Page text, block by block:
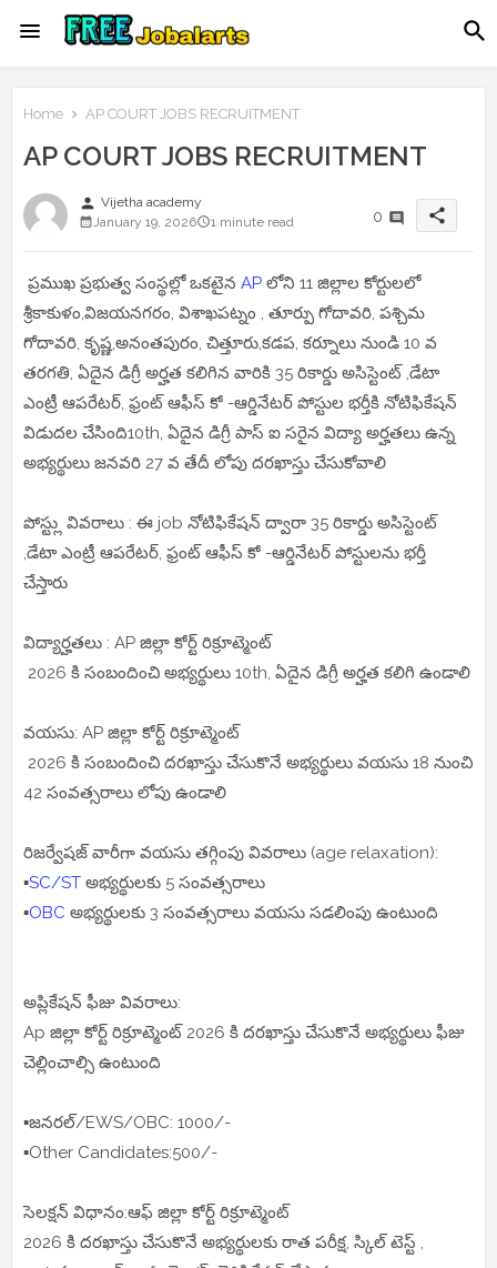
Home AP COURT JOBS RECRUITMENT
AP COURT JOBS RECRUITMENT
person Vijetha academy
January 19, 2026
1 minute read 0 share
ప్రముఖ ప్రభుత్వ సంస్థల్లో ఒకటైన AP లోని 11 జిల్లాల కోర్టులలో
శ్రీకాకుళం,విజయనగరం, విశాఖపట్నం , తూర్పు గోదావరి, పశ్చిమ
గోదావరి, కృష్ణ,అనంతపురం, చిత్తూరు,కడప, కర్నూలు నుండి 10 వ
తరగతి, ఏదైన డిగ్రీ అర్హత కలిగిన వారికి 35 రికార్డు అసిస్టెంట్ ,డేటా
ఎంట్రీ ఆపరేటర్, ఫ్రంట్ ఆఫీస్ కో -ఆర్డినేటర్ పోస్టుల భర్తీకి నోటిఫికేషన్
విడుదల చేసింది10th, ఏదైన డిగ్రీ పాస్ ఐ సరైన విద్యా అర్హతలు ఉన్న
అభ్యర్థులు జనవరి 27 వ తేదీ లోపు దరఖాస్తు చేసుకోవాలి
పోస్ట్లు వివరాలు : ఈ job నోటిఫికేషన్ ద్వారా 35 రికార్డు అసిస్టెంట్
,డేటా ఎంట్రీ ఆపరేటర్, ఫ్రంట్ ఆఫీస్ కో -ఆర్డినేటర్ పోస్టులను భర్తీ
చేస్తారు
విద్యార్హతలు : AP జిల్లా కోర్ట్ రిక్రూట్మెంట్
2026 కి సంబందించి అభ్యర్థులు 10th, ఏదైన డిగ్రీ అర్హత కలిగి ఉండాలి
వయసు: AP జిల్లా కోర్ట్ రిక్రూట్మెంట్
2026 కి సంబందించి దరఖాస్తు చేసుకొనే అభ్యర్థులు వయసు 18 నుంచి
42 సంవత్సరాలు లోపు ఉండాలి
రిజర్వేషజ్ వారీగా వయసు తగ్గింపు వివరాలు (age relaxation):
▪️SC/ST అభ్యర్థులకు 5 సంవత్సరాలు
▪️OBC అభ్యర్థులకు 3 సంవత్సరాలు వయసు సడలింపు ఉంటుంది
అప్లికేషన్ ఫీజు వివరాలు:
Ap జిల్లా కోర్ట్ రిక్రూట్మెంట్ 2026 కి దరఖాస్తు చేసుకొనే అభ్యర్థులు ఫీజు
చెల్లించాల్సి ఉంటుంది
▪️జనరల్/EWS/OBC: 1000/-
▪️Other Candidates:500/-
సెలక్షన్ విధానం:ఆఫ్ జిల్లా కోర్ట్ రిక్రూట్మెంట్
2026 కి దరఖాస్తు చేసుకొనే అభ్యర్థులకు రాత పరీక్ష, స్కిల్ టెస్ట్ ,